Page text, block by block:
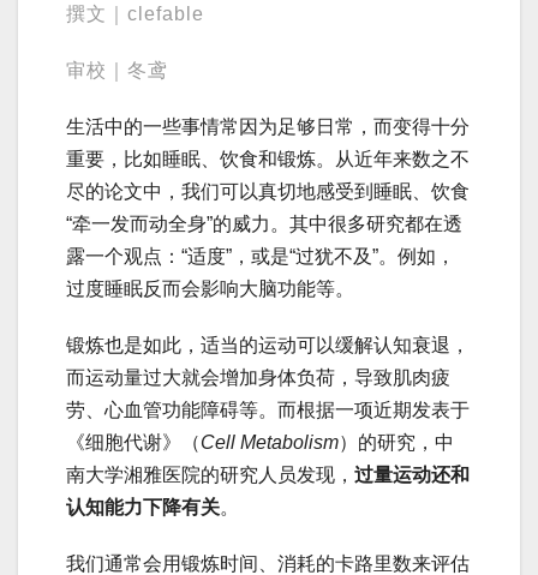
撰文｜clefable
审校｜冬鸢
生活中的一些事情常因为足够日常，而变得十分
重要，比如睡眠、饮食和锻炼。从近年来数之不
尽的论文中，我们可以真切地感受到睡眠、饮食
“牵一发而动全身”的威力。其中很多研究都在透
露一个观点：“适度”，或是“过犹不及”。例如，
过度睡眠反而会影响大脑功能等。
锻炼也是如此，适当的运动可以缓解认知衰退，
而运动量过大就会增加身体负荷，导致肌肉疲
劳、心血管功能障碍等。而根据一项近期发表于
《细胞代谢》（Cell Metabolism）的研究，中
南大学湘雅医院的研究人员发现， 过量运动还和
认知能力下降有关。
我们通常会用锻炼时间、消耗的卡路里数来评估